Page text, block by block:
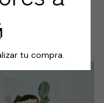
tu compra.